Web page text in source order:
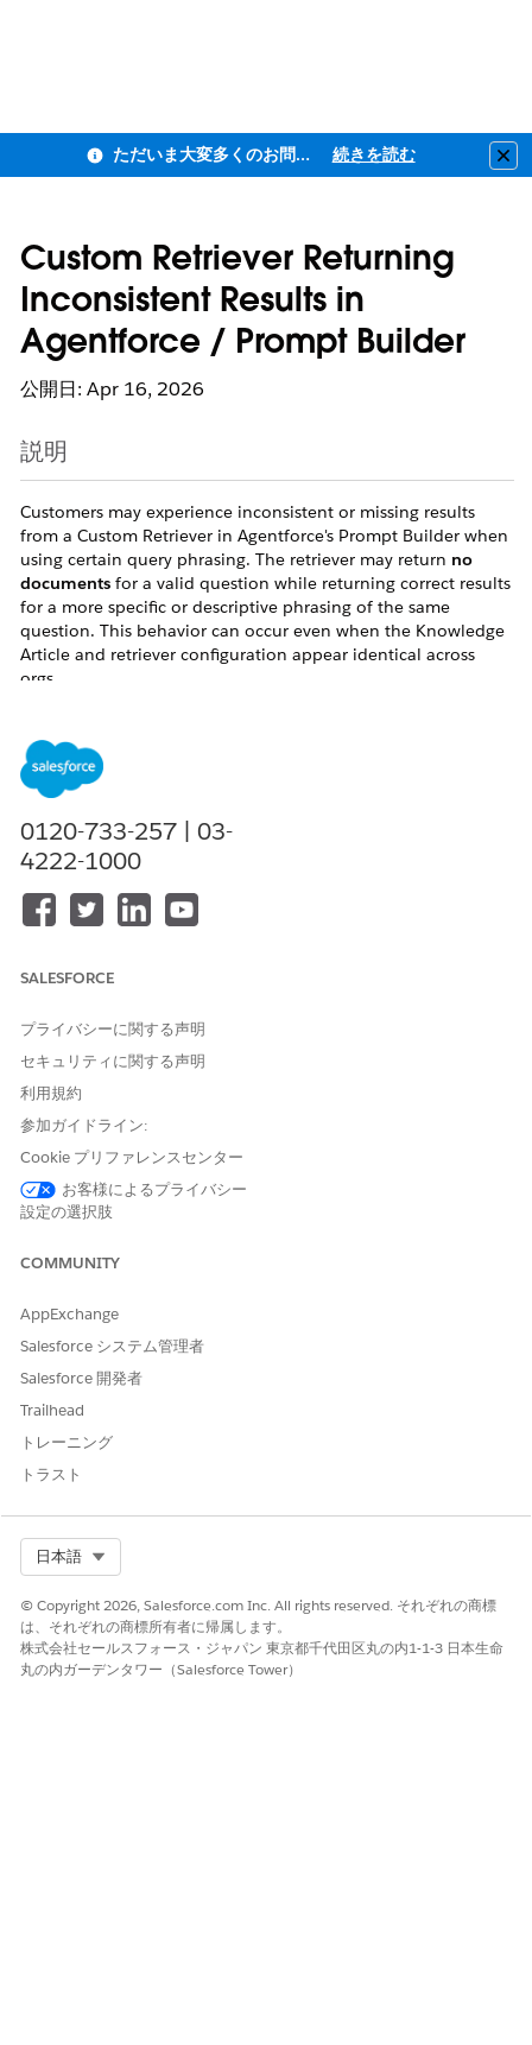
ただいま大変多くのお問い合わせをいただいており、ご連絡までにお時間を頂戴しております 続きを読む
Custom Retriever Returning
Inconsistent Results in
Agentforce / Prompt Builder
公開日: Apr 16, 2026
説明
Customers may experience inconsistent or missing results
from a Custom Retriever in Agentforce's Prompt Builder when
using certain query phrasing. The retriever may return no
documents for a valid question while returning correct results
for a more specific or descriptive phrasing of the same
question. This behavior can occur even when the Knowledge
Article and retriever configuration appear identical across
orgs.
included in the search results. Since these are filtered out
during post-processing, the final response may be empty.
解決策
Equal To Online' to the retriever to ensure it retrieves only
published articles.
2. Test the retriever after applying the filter and confirm that it
ナレッジ記事番号
005318637
この記事で問題は解決されましたか?
0120-733-257 | 03-
4222-1000
SALESFORCE
プライバシーに関する声明
セキュリティに関する声明
利用規約
参加ガイドライン:
Cookie プリファレンスセンター
お客様によるプライバシー
設定の選択肢
COMMUNITY
AppExchange
Salesforce システム管理者
Salesforce 開発者
Trailhead
トレーニング
トラスト
日本語
© Copyright 2026, Salesforce.com Inc. All rights reserved. それぞれの商標
は、それぞれの商標所有者に帰属します。
株式会社セールスフォース・ジャパン 東京都千代田区丸の内1-1-3 日本生命
丸の内ガーデンタワー（Salesforce Tower）